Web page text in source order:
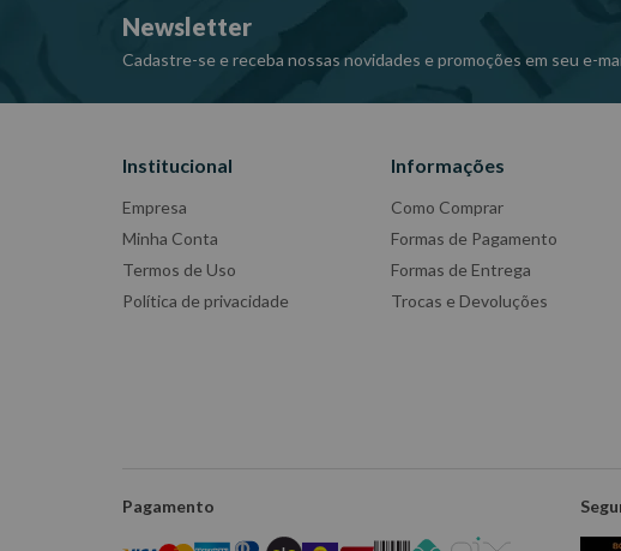
Newsletter
Cadastre-se e receba nossas novidades e promoções em seu e-
Institucional
Empresa
Minha Conta
Termos de Uso
Política de privacidade
Informações
Como Comprar
Formas de Pagamento
Formas de Entrega
Trocas e Devoluções
Pagamento